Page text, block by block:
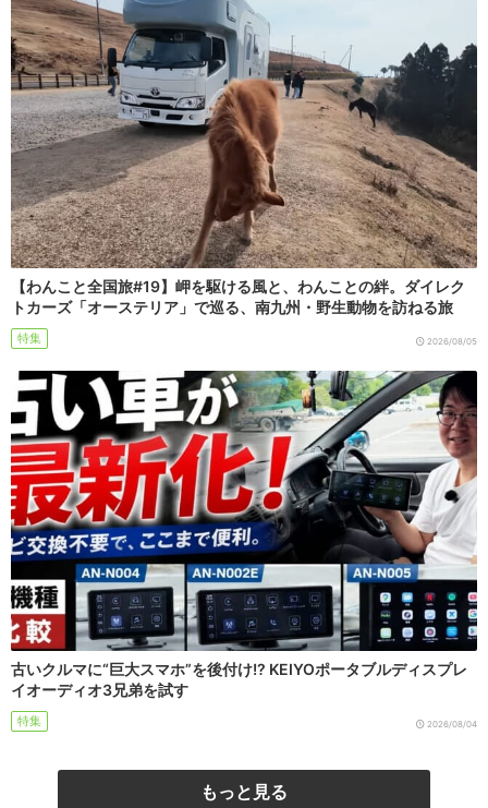
【わんこと全国旅#19】岬を駆ける風と、わんことの絆。ダイレク
トカーズ「オーステリア」で巡る、南九州・野生動物を訪ねる旅
特集 2026/08/05
古いクルマに“巨大スマホ”を後付け!? KEIYOポータブルディスプレ
イオーディオ3兄弟を試す
特集 2026/08/04
もっと見る